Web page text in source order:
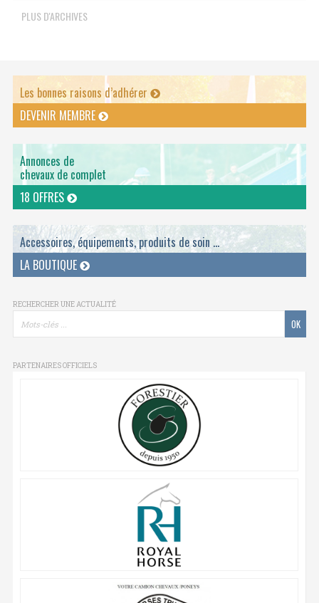
PLUS D'ARCHIVES
Les bonnes raisons d’adhérer
DEVENIR MEMBRE
Annonces de
chevaux de complet
18 OFFRES
Accessoires, équipements, produits de soin ...
LA BOUTIQUE
RECHERCHER UNE ACTUALITÉ
PARTENAIRES OFFICIELS